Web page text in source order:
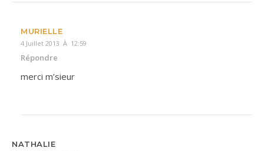
MURIELLE
4 Juillet 2013 À 12:59
Répondre
merci m’sieur
NATHALIE